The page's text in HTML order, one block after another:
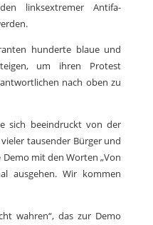
linksextremer Antifa-
hunderte blaue und
um ihren Protest
nach oben zu
sich beeindruckt von der
tausender Bürger und
mit den Worten „Von
ausgehen. Wir kommen
wahren“, das zur Demo